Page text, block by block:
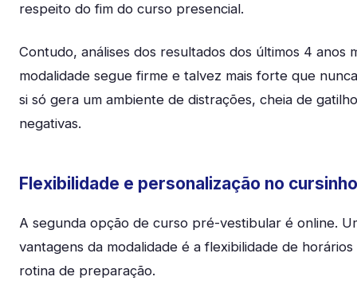
respeito do fim do curso presencial.
Contudo, análises dos resultados dos últimos 4 anos
modalidade segue firme e talvez mais forte que
si só gera um ambiente de distrações, cheia de
negativas.
Flexibilidade e personalização no
A segunda opção de curso pré-vestibular é online.
vantagens da modalidade é a flexibilidade de
rotina de preparação.